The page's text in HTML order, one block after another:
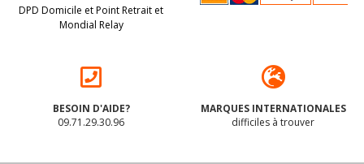
Pasta Natura : 250g
d'autres traces
déclarées par le
DPD Domicile et Point Retrait et
Mondial Relay
BESOIN D'AIDE?
09.71.29.30.96
MARQUES INTERNATIONALES
difficiles à trouver